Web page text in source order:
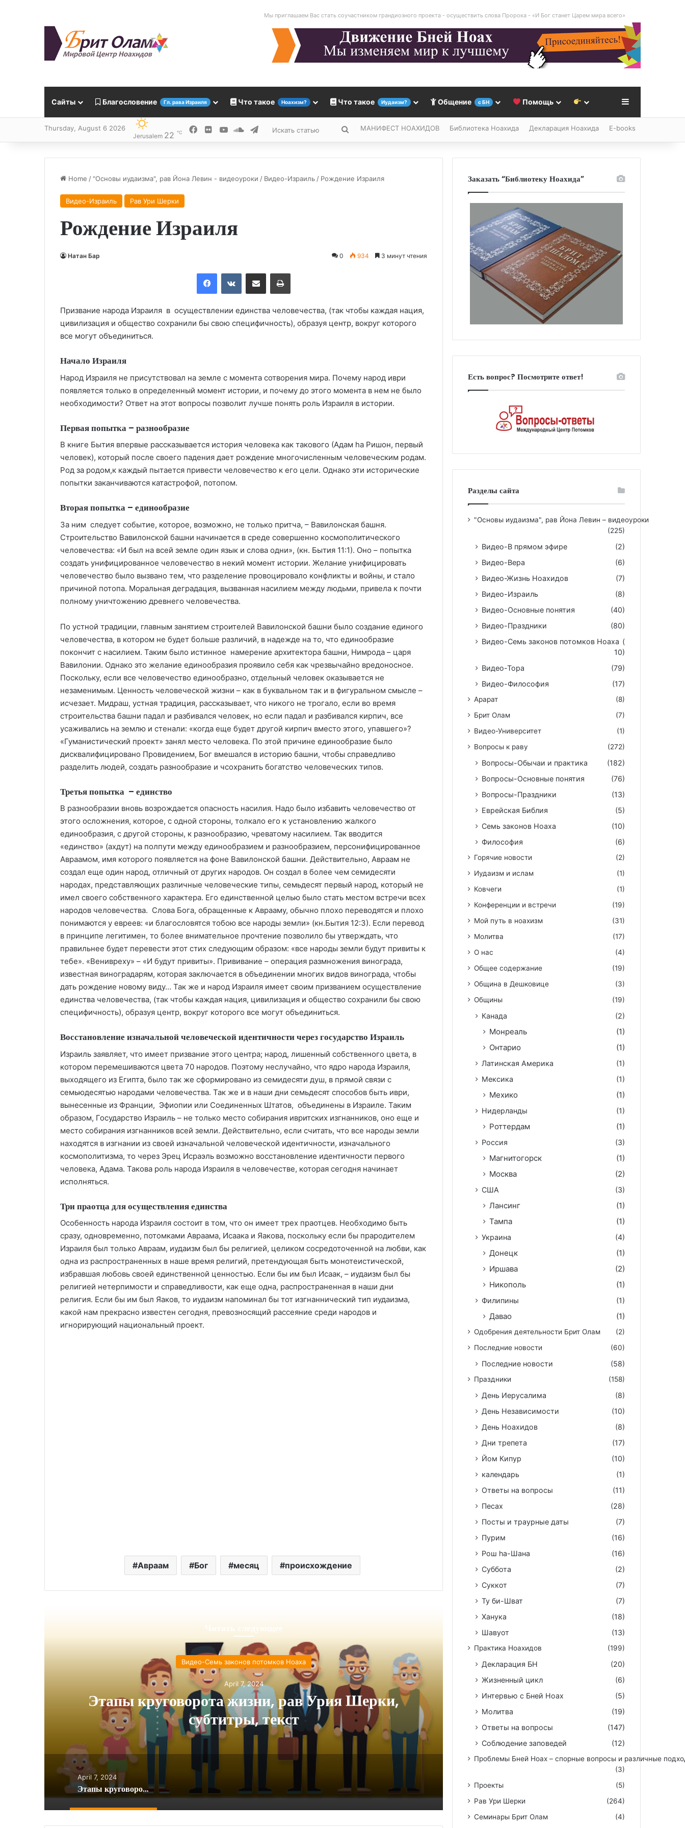
Мы приглашаем Вас стать соучастником грандиозного проекта - осуществить слова Пророка - «И Бог станет Царем мира всего»
Сайты Благословение Гл. рава Израиля Что такое Ноахизм? Что такое Иудаизм? Общение с БН Помощь Sidebar
Thursday, August 6 2026
Jerusalem 22 ℃ Facebook
FlickrYouTubeSoundCloud
Telegram
Искать
МАНИФЕСТ НОАХИДОВ Библиотека Ноахида Декларация Ноахида E-books
Home / "Основы иудаизма", рав Йона Левин - видеоуроки / Видео-Израиль/ Рождение Израиля
Видео-Израиль Рав Ури Шерки
Рождение Израиля
Натан Бар 0 934 3 минут чтения
FacebookVKontakteShare via Email Print
Призвание народа Израиля в осуществлении единства человечества, (так чтобы каждая нация,
цивилизация и общество сохранили бы свою специфичность), образуя центр, вокруг которого
все могут объединиться.
Начало Израиля
Народ Израиля не присутствовал на земле с момента сотворения мира. Почему народ иври
появляется только в определенный момент истории, и почему до этого момента в нем не было
необходимости? Ответ на этот вопросы позволит лучше понять роль Израиля в истории.
Первая попытка – разнообразие
В книге Бытия впервые рассказывается история человека как такового (Адам hа Ришон, первый
человек), который после своего падения дает рождение многочисленным человеческим родам.
Род за родом,к каждый пытается привести человечество к его цели. Однако эти исторические
попытки заканчиваются катастрофой, потопом.
Вторая попытка – единообразие
За ним следует событие, которое, возможно, не только притча, – Вавилонская башня.
Строительство Вавилонской башни начинается в среде совершенно космополитического
человечества: «И был на всей земле один язык и слова одни», (кн. Бытия 11:1). Оно – попытка
создать унифицированное человечество в некий момент истории. Желание унифицировать
человечество было вызвано тем, что разделение провоцировало конфликты и войны, и стало
причиной потопа. Моральная деградация, вызванная насилием между людьми, привела к почти
полному уничтожению древнего человечества.
По устной традиции, главным занятием строителей Вавилонской башни было создание единого
человечества, в котором не будет больше различий, в надежде на то, что единообразие
покончит с насилием. Таким было истинное намерение архитектора башни, Нимрода – царя
Вавилонии. Однако это желание единообразия проявило себя как чрезвычайно вредоносное.
Поскольку, если все человечество единообразно, отдельный человек оказывается не
незаменимым. Ценность человеческой жизни – как в буквальном так и в фигуральном смысле –
исчезает. Мидраш, устная традиция, рассказывает, что никого не трогало, если во время
строительства башни падал и разбивался человек, но если падал и разбивался кирпич, все
усаживались на землю и стенали: «когда еще будет другой кирпич вместо этого, упавшего»?
«Гуманистический проект» занял место человека. По этой причине единообразие было
дисквалифицировано Провидением, Бог вмешался в историю башни, чтобы справедливо
разделить людей, создать разнообразие и чсохранить богатство человеческих типов.
Третья попытка – единство
В разнообразии вновь возрождается опасность насилия. Надо было избавить человечество от
этого осложнения, которое, с одной стороны, толкало его к установлению жалкого
единообразия, с другой стороны, к разнообразию, чреватому насилием. Так вводится
«единство» (ахдут) на полпути между единообразием и разнообразием, персонифицированное
Авраамом, имя которого появляется на фоне Вавилонской башни. Действительно, Авраам не
создал еще один народ, отличный от других народов. Он создал в более чем семидесяти
народах, представляющих различные человеческие типы, семьдесят первый народ, который не
имел своего собственного характера. Его единственной целью было стать местом встречи всех
народов человечества. Слова Бога, обращенные к Аврааму, обычно плохо переводятся и плохо
понимаются у евреев: «и благословятся тобою все народы земли» (кн.Бытия 12:3). Если перевод
в принципе легитимен, то более внимательное прочтение позволило бы утверждать, что
правильнее будет перевести этот стих следующим образом: «все народы земли будут привиты к
тебе». «Венивреху» – «И будут привиты». Прививание – операция размножения винограда,
известная виноградарям, которая заключается в объединении многих видов винограда, чтобы
дать рождение новому виду… Так же и народ Израиля имеет своим призванием осуществление
единства человечества, (так чтобы каждая нация, цивилизация и общество сохранили бы свою
специфичность), образуя центр, вокруг которого все могут объединиться.
Восстановление изначальной человеческой идентичности через государство Израиль
Израиль заявляет, что имеет призвание этого центра; народ, лишенный собственного цвета, в
котором перемешиваются цвета 70 народов. Поэтому неслучайно, что ядро народа Израиля,
выходящего из Египта, было так же сформировано из семидесяти душ, в прямой связи с
семьюдесятью народами человечества. Так же и в наши дни семьдесят способов быть иври,
вынесенные из Франции, Эфиопии или Соединенных Штатов, объединены в Израиле. Таким
образом, Государство Израиль – не только место собирания ивритских изгнанников, оно еще и
место собирания изгнанников всей земли. Действительно, если считать, что все народы земли
находятся в изгнании из своей изначальной человеческой идентичности, изначального
космополитизма, то через Эрец Исраэль возможно восстановление идентичности первого
человека, Адама. Такова роль народа Израиля в человечестве, которая сегодня начинает
исполняться.
Три праотца для осуществления единства
Особенность народа Израиля состоит в том, что он имеет трех праотцев. Необходимо быть
сразу, одновременно, потомками Авраама, Исаака и Яакова, поскольку если бы прародителем
Израиля был только Авраам, иудаизм был бы религией, целиком сосредоточенной на любви, как
одна из распространенных в наше время религий, претендующая быть монотеистической,
избравшая любовь своей единственной ценностью. Если бы им был Исаак, – иудаизм был бы
религией нетерпимости и справедливости, как еще одна, распространенная в наши дни
религия. Если бы им был Яаков, то иудаизм напоминал бы тот изгнаннический тип иудаизма,
какой нам прекрасно известен сегодня, превозносящий рассеяние среди народов и
игнорирующий национальный проект.
Авраам Бог месяц происхождение
Читать следующее
Видео-Семь законов потомков Ноаха
April 7, 2024
Этапы круговорота жизни, рав Урия Шерки,
субтитры, текст
April 7, 2024
Этапы круговорота жизни, рав Урия Шерки, субтитры, текст
Заказать “Библиотеку Ноахида”
Есть вопрос? Посмотрите ответ!
Разделы сайта
"Основы иудаизма", рав Йона Левин – видеоуроки
(225)
Видео-В прямом эфире
(2)
Видео-Вера
(6)
Видео-Жизнь Ноахидов
(7)
Видео-Израиль
(8)
Видео-Основные понятия
(40)
Видео-Праздники
(80)
Видео-Семь законов потомков Ноаха (
10)
Видео-Тора
(79)
Видео-Философия
(17)
Арарат
(8)
Брит Олам
(7)
Видео-Университет
(1)
Вопросы к раву
(272)
Вопросы-Обычаи и практика
(182)
Вопросы-Основные понятия
(76)
Вопросы-Праздники
(13)
Еврейская Библия
(5)
Семь законов Ноаха
(10)
Философия
(6)
Горячие новости
(2)
Иудаизм и ислам
(1)
Ковчеги
(1)
Конференции и встречи
(19)
Мой путь в ноахизм
(31)
Молитва
(17)
О нас
(4)
Общее содержание
(19)
Община в Дешковице
(3)
Общины
(19)
Канада (2)
Монреаль
(1)
Онтарио
(1)
Латинская Америка
(1)
Мексика
(1)
Мехико (1)
Нидерланды (1)
Роттердам (1)
Россия (3)
Магнитогорск
(1)
Москва
(2)
США (3)
Лансинг
(1)
Тампа
(1)
Украина (4)
Донецк
(1)
Иршава
(2)
Никополь
(1)
Филипины (1)
Давао (1)
Одобрения деятельности Брит Олам
(2)
Последние новости
(60)
Последние новости (58)
Праздники (158)
День Иерусалима
(8)
День Независимости
(10)
День Ноахидов
(8)
Дни трепета
(17)
Йом Кипур
(10)
календарь
(1)
Ответы на вопросы
(11)
Песах
(28)
Посты и траурные даты
(7)
Пурим
(16)
Рош hа-Шана
(16)
Суббота
(2)
Суккот
(7)
Ту би-Шват
(7)
Ханука
(18)
Шавуот
(13)
Практика Ноахидов (199)
Декларация БН
(20)
Жизненный цикл
(6)
Интервью с Бней Ноах
(5)
Молитва
(19)
Ответы на вопросы
(147)
Соблюдение заповедей
(12)
Проблемы Бней Ноах – спорные вопросы и различные
(3)
Проекты
(5)
Рав Ури Шерки
(264)
Семинары Брит Олам
(4)